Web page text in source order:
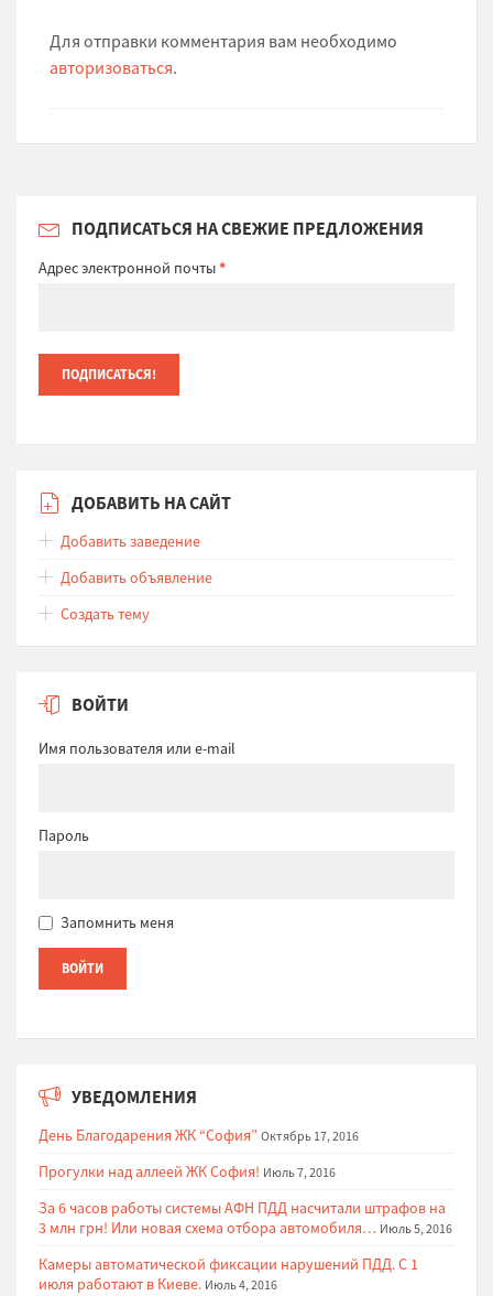
Для отправки комментария вам необходимо
авторизоваться.
ПОДПИСАТЬСЯ НА СВЕЖИЕ ПРЕДЛОЖЕНИЯ
Адрес электронной почты*
ДОБАВИТЬ НА САЙТ
Добавить заведение
Добавить объявление
Создать тему
ВОЙТИ
Имя пользователя или e-mail
Пароль
Запомнить меня
УВЕДОМЛЕНИЯ
День Благодарения ЖК “София” Октябрь 17, 2016
Прогулки над аллеей ЖК София! Июль 7, 2016
За 6 часов работы системы АФН ПДД насчитали штрафов на
3 млн грн! Или новая схема отбора автомобиля… Июль 5, 2016
Камеры автоматической фиксации нарушений ПДД. С 1
июля работают в Киеве. Июль 4, 2016